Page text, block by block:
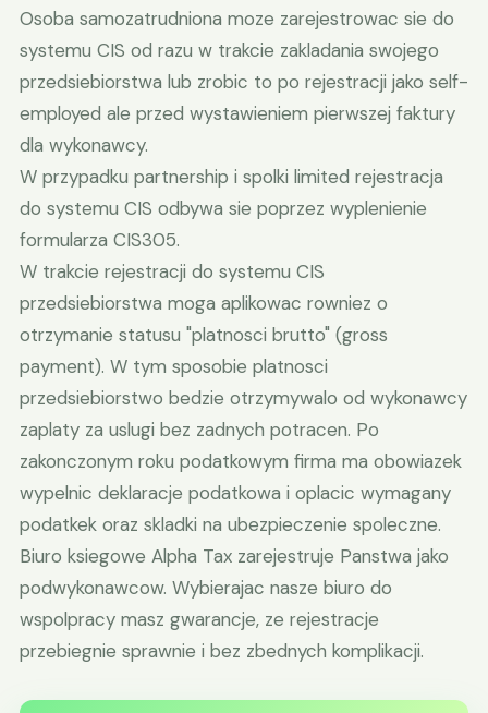
Osoba samozatrudniona moze zarejestrowac sie do
systemu CIS od razu w trakcie zakladania swojego
przedsiebiorstwa lub zrobic to po rejestracji jako self-
employed ale przed wystawieniem pierwszej faktury
dla wykonawcy.
W przypadku partnership i spolki limited rejestracja
do systemu CIS odbywa sie poprzez wyplenienie
formularza CIS305.
W trakcie rejestracji do systemu CIS
przedsiebiorstwa moga aplikowac rowniez o
otrzymanie statusu "platnosci brutto" (gross
payment). W tym sposobie platnosci
przedsiebiorstwo bedzie otrzymywalo od wykonawcy
zaplaty za uslugi bez zadnych potracen. Po
zakonczonym roku podatkowym firma ma obowiazek
wypelnic deklaracje podatkowa i oplacic wymagany
podatkek oraz skladki na ubezpieczenie spoleczne.
Biuro ksiegowe Alpha Tax zarejestruje Panstwa jako
podwykonawcow. Wybierajac nasze biuro do
wspolpracy masz gwarancje, ze rejestracje
przebiegnie sprawnie i bez zbednych komplikacji.